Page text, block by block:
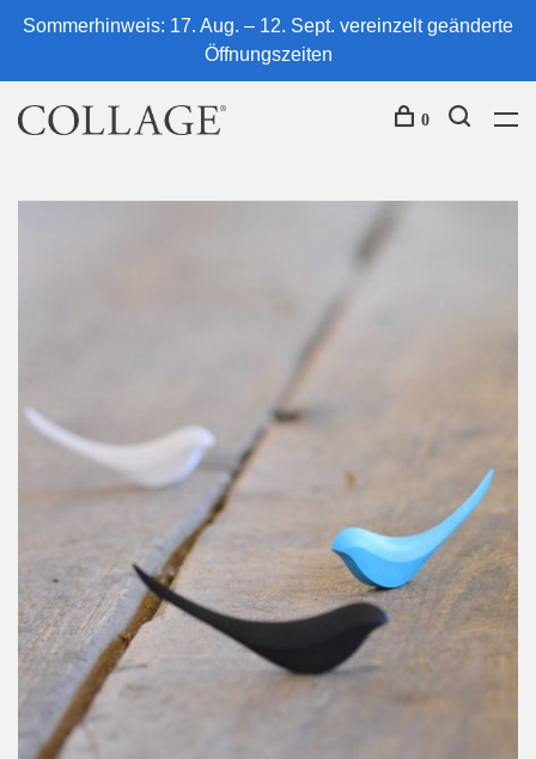
Sommerhinweis: 17. Aug. – 12. Sept. vereinzelt geänderte
Öffnungszeiten
0